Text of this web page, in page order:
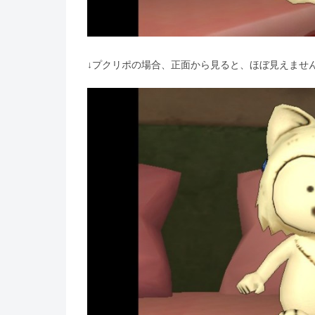
↓プクリポの場合、正面から見ると、ほぼ見えませ